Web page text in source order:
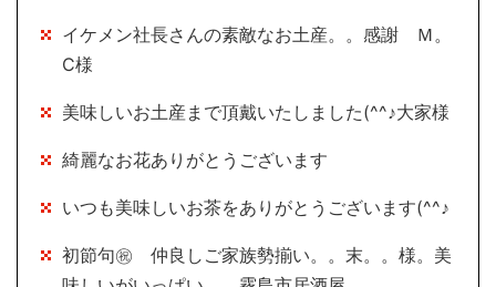
イケメン社長さんの素敵なお土産。。感謝 Ｍ。
Ⅽ様
美味しいお土産まで頂戴いたしました(^^♪大家様
綺麗なお花ありがとうございます
いつも美味しいお茶をありがとうございます(^^♪
初節句㊗ 仲良しご家族勢揃い。。末。。様。美